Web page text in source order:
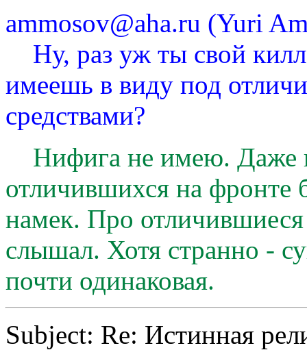
ammosov@aha.ru (Yuri
Ну, раз уж ты свой
имеешь в виду под
средствами?
Нифига не имею. Даже
отличившихся на фронте
намек. Про отличившиеся
слышал. Хотя странно -
почти одинаковая.
Subject: Re: Истинная